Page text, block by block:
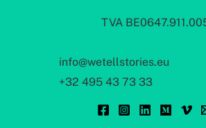
TVA
info@wetellstories.eu
+32 495 43 73 33